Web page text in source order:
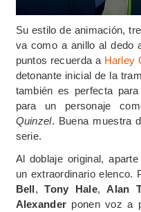
Su estilo de animación,
va como a anillo al dedo
puntos recuerda a Harley
detonante inicial de la
también es perfecta
para un personaje
Quinzel. Buena muestra
serie.
Al doblaje original,
un extraordinario elenco.
Bell,Tony Hale,Alan
Alexander ponen voz a